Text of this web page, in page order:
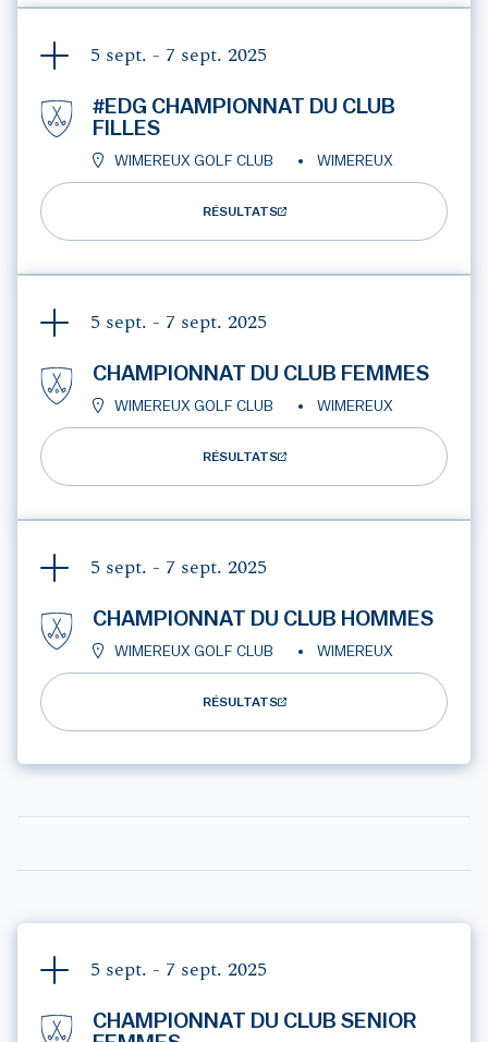
5 sept. - 7 sept. 2025
#EDG CHAMPIONNAT DU CLUB
FILLES
WIMEREUX GOLF CLUB WIMEREUX
RÉSULTATS
5 sept. - 7 sept. 2025
CHAMPIONNAT DU CLUB FEMMES
WIMEREUX GOLF CLUB WIMEREUX
RÉSULTATS
5 sept. - 7 sept. 2025
CHAMPIONNAT DU CLUB HOMMES
WIMEREUX GOLF CLUB WIMEREUX
RÉSULTATS
5 sept. - 7 sept. 2025
CHAMPIONNAT DU CLUB SENIOR